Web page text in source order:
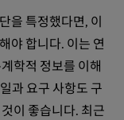
을 특정했다면, 이
야 합니다. 이는 연
학적 정보를 이해
과 요구 사항도 구
이 좋습니다. 최근